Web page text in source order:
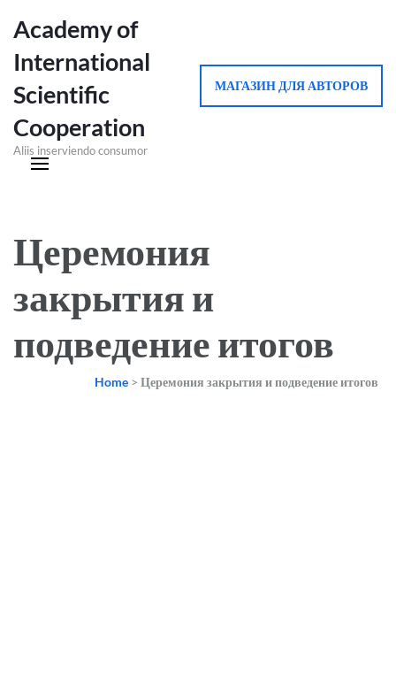
Academy of
International
Scientific
Cooperation
Aliis inserviendo consumor
МАГАЗИН ДЛЯ АВТОРОВ
Церемония
закрытия и
подведение итогов
Home > Церемония закрытия и подведение итогов